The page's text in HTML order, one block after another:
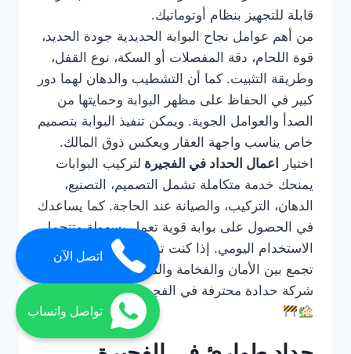
قابلة للتجهيز بنظام أوتوماتيك.
من أهم عوامل نجاح البوابة الحديدية جودة الحديد،
قوة اللحام، دقة المفصلات أو السكة، نوع القفل،
وطريقة التثبيت. كما أن التشطيب والدهان لهما دور
كبير في الحفاظ على مظهر البوابة وحمايتها من
الصدأ والعوامل الجوية. ويمكن تنفيذ البوابة بتصميم
خاص يناسب واجهة العقار ويعكس ذوق المالك.
اختيار
اعمال الحداد في الفجيرة لتركيب البوابات
يمنحك خدمة متكاملة تشمل التصميم، التصنيع،
الدهان، التركيب، والصيانة عند الحاجة. كما يساعدك
في الحصول على بوابة قوية تعمل بسهولة وتتحمل
الاستخدام اليومي. إذا كنت ترغب في بوابة حديد
تجمع بين الأمان والفخامة والمتانة، فالتعامل مع
شركة حدادة محترفة في الفجيرة هو الحل الأفضل.
اتصل الآن
تواصل واتساب